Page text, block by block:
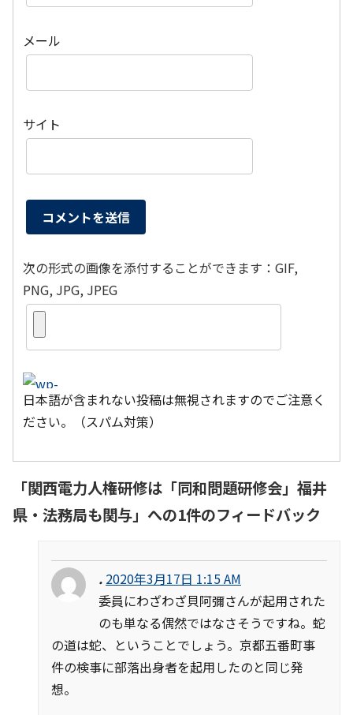
メール
サイト
次の形式の画像を添付することができます：GIF,
PNG, JPG, JPEG
日本語が含まれない投稿は無視されますのでご注意く
ださい。（スパム対策）
「関西電力人権研修は「同和問題研修会」福井
県・法務局も関与」への1件のフィードバック
. 2020年3月17日 1:15 AM
委員にわざわざ貝阿彌さんが起用された
のも単なる偶然ではなさそうですね。蛇
の道は蛇、ということでしょう。京都五番町事
件の検事に部落出身者を起用したのと同じ発
想。